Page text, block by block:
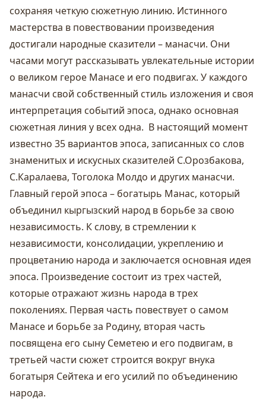
сохраняя четкую сюжетную линию. Истинного
мастерства в повествовании произведения
достигали народные сказители – манасчи. Они
часами могут рассказывать увлекательные истории
о великом герое Манасе и его подвигах. У каждого
манасчи свой собственный стиль изложения и своя
интерпретация событий эпоса, однако основная
сюжетная линия у всех одна. В настоящий момент
известно 35 вариантов эпоса, записанных со слов
знаменитых и искусных сказителей С.Орозбакова,
С.Каралаева, Тоголока Молдо и других манасчи.
Главный герой эпоса – богатырь Манас, который
объединил кыргызский народ в борьбе за свою
независимость. К слову, в стремлении к
независимости, консолидации, укреплению и
процветанию народа и заключается основная идея
эпоса. Произведение состоит из трех частей,
которые отражают жизнь народа в трех
поколениях. Первая часть повествует о самом
Манасе и борьбе за Родину, вторая часть
посвящена его сыну Семетею и его подвигам, в
третьей части сюжет строится вокруг внука
богатыря Сейтека и его усилий по объединению
народа.